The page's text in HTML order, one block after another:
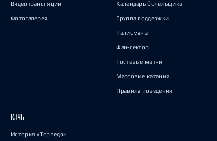
Видеотрансляции
Фотогалерея
Календарь болельщика
Группа поддержки
Талисманы
Фан-сектор
Гостевые матчи
Массовые катания
Правила поведения
КЛУБ
История «Торпедо»